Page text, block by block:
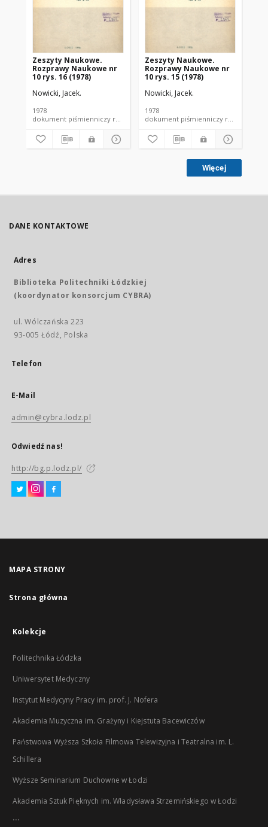
Zeszyty Naukowe.
Rozprawy Naukowe nr
10 rys. 16 (1978)
Nowicki, Jacek.
1978
dokument piśmienniczy rozprawa naukowa PŁ
Zeszyty Naukowe.
Rozprawy Naukowe nr
10 rys. 15 (1978)
Nowicki, Jacek.
1978
dokument piśmienniczy
Więcej
DANE KONTAKTOWE
Adres
Biblioteka Politechniki Łódzkiej
(koordynator konsorcjum CYBRA)
ul. Wólczańska 223
93-005 Łódź, Polska
Telefon
E-Mail
admin@cybra.lodz.pl
Odwiedź nas!
http://bg.p.lodz.pl/
MAPA STRONY
Strona główna
Kolekcje
Politechnika Łódzka
Uniwersytet Medyczny
Instytut Medycyny Pracy im. prof. J. Nofera
Akademia Muzyczna im. Grażyny i Kiejstuta Bacewiczów
Państwowa Wyższa Szkoła Filmowa Telewizyjna i Teatralna im. L.
Schillera
Wyższe Seminarium Duchowne w Łodzi
Akademia Sztuk Pięknych im. Władysława Strzemińskiego w Łodzi
...